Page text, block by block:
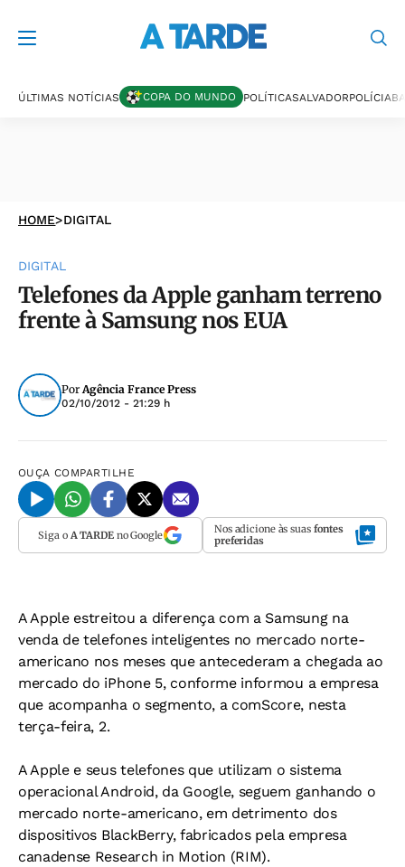
ÚLTIMAS NOTÍCIAS COPA DO MUNDO POLÍTICASALVADORPOLÍCIA
HOME>DIGITAL
DIGITAL
Telefones da Apple ganham terreno
frente à Samsung nos EUA
PorAgência France Press
02/10/2012 - 21:29 h
OUÇA COMPARTILHE
Siga o A TARDEno Google Nos adicione às suas fontes
preferidas
A Apple estreitou a diferença com a Samsung na
venda de telefones inteligentes no mercado norte-
americano nos meses que antecederam a chegada ao
mercado do iPhone 5, conforme informou a empresa
que acompanha o segmento, a comScore, nesta
terça-feira, 2.
A Apple e seus telefones que utilizam o sistema
operacional Android, da Google, seguem ganhando o
mercado norte-americano, em detrimento dos
dispositivos BlackBerry, fabricados pela empresa
canadense Research in Motion (RIM).